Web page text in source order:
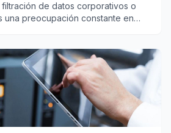
filtración de datos corporativos o
una preocupación constante en